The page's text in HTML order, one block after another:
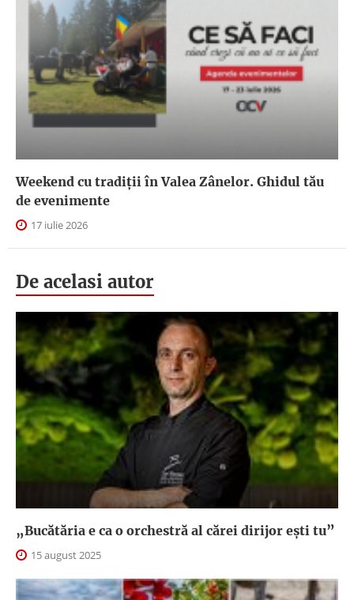
Weekend cu tradiții în Valea Zânelor. Ghidul tău
de evenimente
17 iulie 2026
De acelasi autor
„Bucătăria e ca o orchestră al cărei dirijor ești tu”
15 august 2025